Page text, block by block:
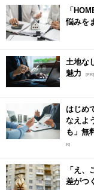
「
悩みを
土地な
魅力
[PR]
はじめ
なえよ
も」無
R]
「え、
差がつ